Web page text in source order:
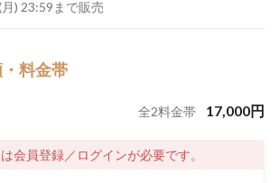
) 23:59まで販売
料金帯
全2料金帯 17,000円
会員登録／ログインが必要です。